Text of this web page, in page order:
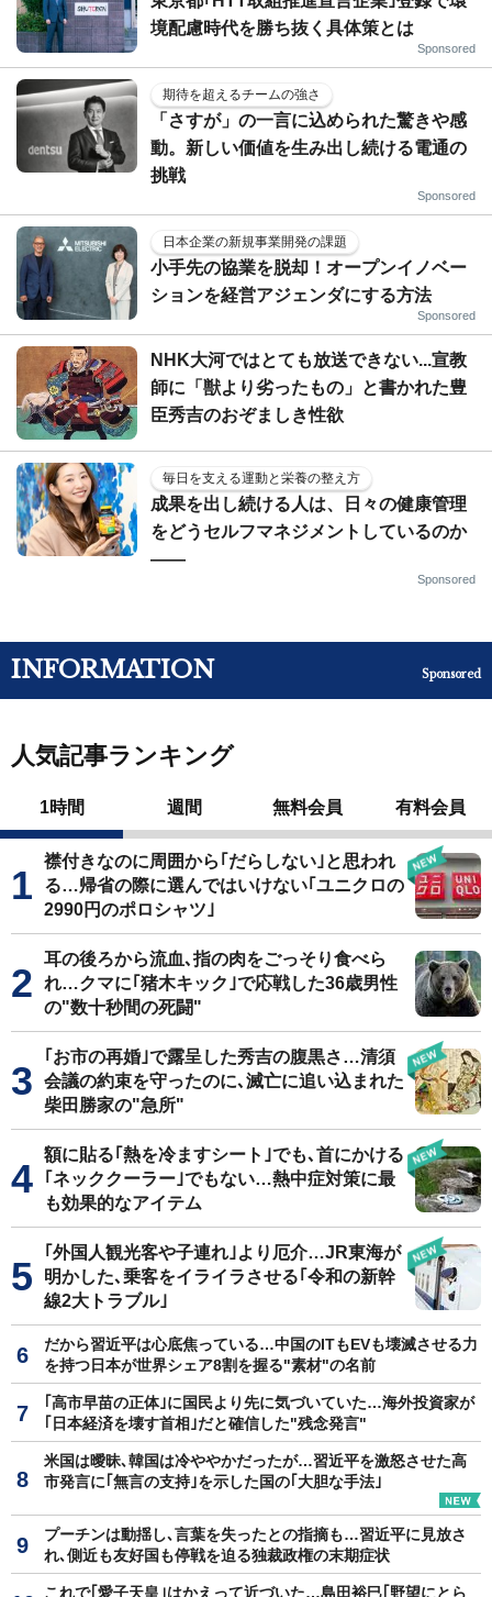
境配慮時代を勝ち抜く具体策とは
Sponsored
期待を超えるチームの強さ
「さすが」の一言に込められた驚きや感
動。新しい価値を生み出し続ける電通の
挑戦
Sponsored
日本企業の新規事業開発の課題
小手先の協業を脱却！オープンイノベー
ションを経営アジェンダにする方法
Sponsored
NHK大河ではとても放送できない...宣教
師に「獣より劣ったもの」と書かれた豊
臣秀吉のおぞましき性欲
毎日を支える運動と栄養の整え方
成果を出し続ける人は、日々の健康管理
をどうセルフマネジメントしているのか
——
Sponsored
INFORMATION Sponsored
人気記事ランキング
1時間 週間 無料会員 有料会員
襟付きなのに周囲から｢だらしない｣と思われ
る…帰省の際に選んではいけない｢ユニクロの
2990円のポロシャツ｣
耳の後ろから流血､指の肉をごっそり食べら
れ…クマに｢猪木キック｣で応戦した36歳男性
の"数十秒間の死闘"
｢お市の再婚｣で露呈した秀吉の腹黒さ…清須
会議の約束を守ったのに､滅亡に追い込まれた
柴田勝家の"急所"
額に貼る｢熱を冷ますシート｣でも､首にかける
｢ネッククーラー｣でもない…熱中症対策に最
も効果的なアイテム
｢外国人観光客や子連れ｣より厄介…JR東海が
明かした､乗客をイライラさせる｢令和の新幹
線2大トラブル｣
だから習近平は心底焦っている…中国のITもEVも壊滅させる力
を持つ日本が世界シェア8割を握る"素材"の名前
｢高市早苗の正体｣に国民より先に気づいていた…海外投資家が
｢日本経済を壊す首相｣だと確信した"残念発言"
米国は曖昧､韓国は冷ややかだったが…習近平を激怒させた高
市発言に｢無言の支持｣を示した国の｢大胆な手法｣
プーチンは動揺し､言葉を失ったとの指摘も…習近平に見放さ
れ､側近も友好国も停戦を迫る独裁政権の末期症状
これで｢愛子天皇｣はかえって近づいた…島田裕巳｢野望にとら